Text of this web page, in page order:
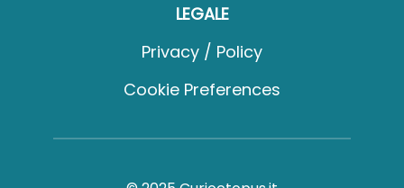
LEGALE
Privacy / Policy
Cookie Preferences